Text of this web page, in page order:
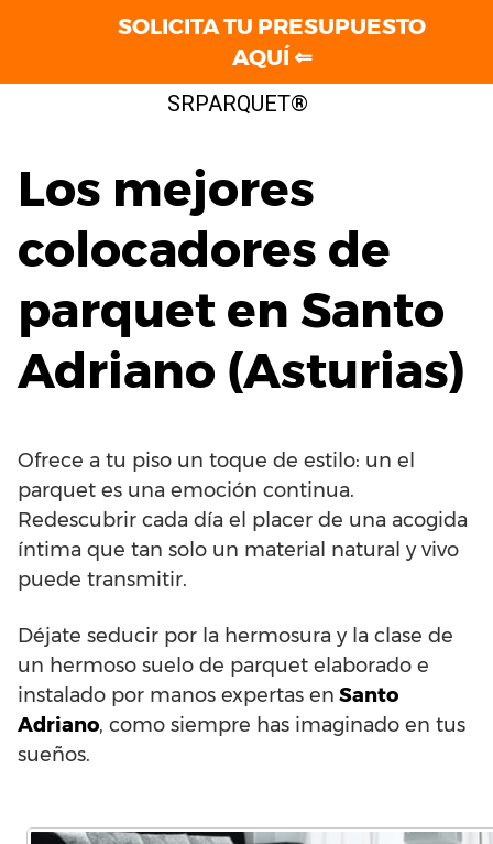
SRPARQUET®
Los mejores
colocadores de
parquet en Santo
Adriano (Asturias)
Ofrece a tu piso un toque de estilo: un el
parquet es una emoción continua.
Redescubrir cada día el placer de una acogida
íntima que tan solo un material natural y vivo
puede transmitir.
Déjate seducir por la hermosura y la clase de
un hermoso suelo de parquet elaborado e
instalado por manos expertas en Santo
Adriano, como siempre has imaginado en tus
sueños.
SOLICITA TU PRESUPUESTO
AQUÍ ⇐